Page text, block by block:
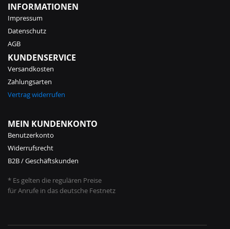
INFORMATIONEN
Impressum
Datenschutz
AGB
KUNDENSERVICE
Versandkosten
Zahlungsarten
Vertrag widerrufen
MEIN KUNDENKONTO
Benutzerkonto
Widerrufsrecht
B2B / Geschäftskunden
* Es gelten die regulären Preise
für Anrufe in das deutsche Festnetz